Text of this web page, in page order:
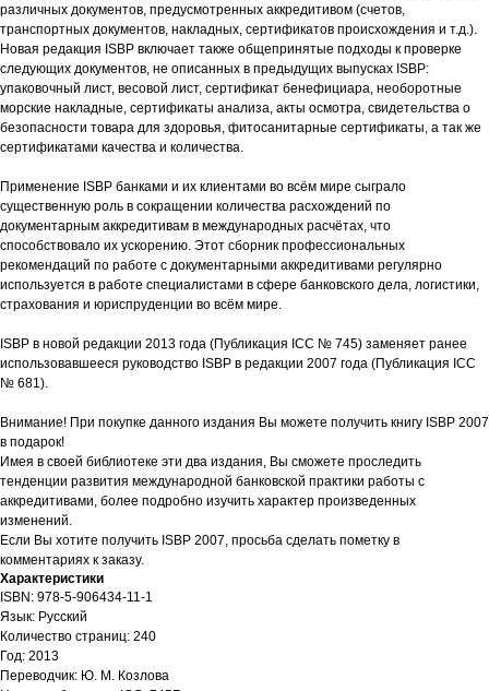
различных документов, предусмотренных аккредитивом (счетов,
транспортных документов, накладных, сертификатов происхождения и т.д.).
Новая редакция ISBP включает также общепринятые подходы к проверке
следующих документов, не описанных в предыдущих выпусках ISBP:
упаковочный лист, весовой лист, сертификат бенефициара, необоротные
морские накладные, сертификаты анализа, акты осмотра, свидетельства о
безопасности товара для здоровья, фитосанитарные сертификаты, а так же
сертификатами качества и количества.
Применение ISBP банками и их клиентами во всём мире сыграло
существенную роль в сокращении количества расхождений по
документарным аккредитивам в международных расчётах, что
способствовало их ускорению. Этот сборник профессиональных
рекомендаций по работе с документарными аккредитивами регулярно
используется в работе специалистами в сфере банковского дела, логистики,
страхования и юриспруденции во всём мире.
ISBP в новой редакции 2013 года (Публикация ICC № 745) заменяет ранее
использовавшееся руководство ISBP в редакции 2007 года (Публикация ICC
№ 681).
Внимание! При покупке данного издания Вы можете получить книгу ISBP 2007
в подарок!
Имея в своей библиотеке эти два издания, Вы сможете проследить
тенденции развития международной банковской практики работы с
аккредитивами, более подробно изучить характер произведенных
изменений.
Если Вы хотите получить ISBP 2007, просьба сделать пометку в
комментариях к заказу.
Характеристики
ISBN: 978-5-906434-11-1
Язык: Русский
Количество страниц: 240
Год: 2013
Переводчик: Ю. М. Козлова